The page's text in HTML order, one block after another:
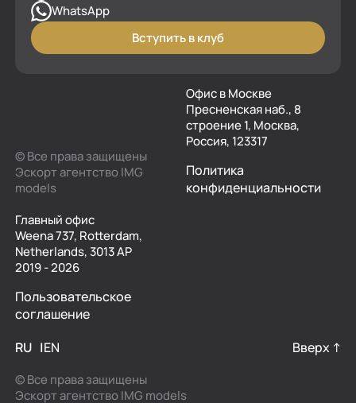
WhatsApp
Вступить в клуб
© Все права защищены
Эскорт агентство IMG
models
Офис в Москве
Пресненская наб., 8
строение 1, Москва,
Россия, 123317
Политика
конфиденциальности
Главный офис
Weena 737, Rotterdam,
Netherlands, 3013 AP
2019 - 2026
Пользовательское
соглашение
RU
EN Вверх ↑
© Все права защищены
Эскорт агентство IMG models